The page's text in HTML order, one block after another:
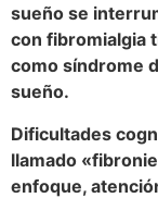
sueño se
con fibromialgia
como síndrome
sueño.
Dificultades
llamado
enfoque,